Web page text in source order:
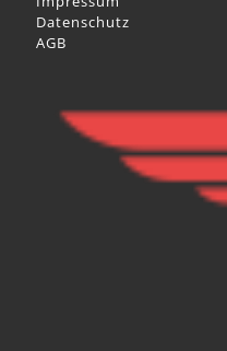
Datenschutz
AGB